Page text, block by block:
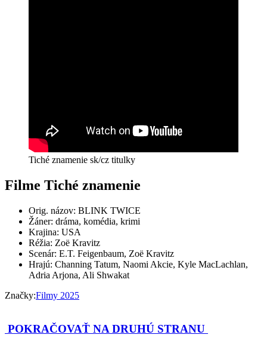
Tiché znamenie sk/cz titulky
Filme Tiché znamenie
Orig. názov: BLINK TWICE
Žáner: dráma, komédia, krimi
Krajina: USA
Réžia: Zoë Kravitz
Scenár: E.T. Feigenbaum, Zoë Kravitz
Hrajú: Channing Tatum, Naomi Akcie, Kyle MacLachlan,
Adria Arjona, Ali Shwakat
Značky:Filmy 2025
POKRAČOVAŤ NA DRUHÚ STRANU